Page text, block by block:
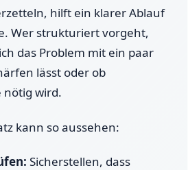
hilft ein klarer Ablauf
Wer strukturiert vorgeht,
das Problem mit ein paar
lässt oder ob
nötig wird.
kann so aussehen:
Sicherstellen, dass